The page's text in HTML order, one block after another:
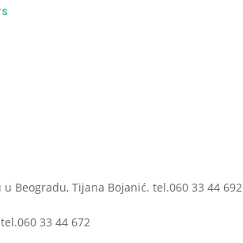
Beogradu, Tijana Bojanić. tel.060 33 44 692
33 44 672